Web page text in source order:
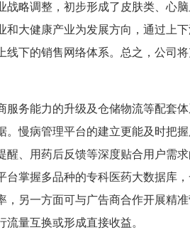
战略调整，初步形成了皮肤类、心
和大健康产业为发展方向，通过上
线下的销售网络体系。总之，公司
务能力的升级及仓储物流等配套体
。慢病管理平台的建立更能及时把
醒、用药后反馈等深度贴合用户需
台掌握多品种的专科医药大数据库
，另一方面可与广告商合作开展精
量互换或形成直接收益。